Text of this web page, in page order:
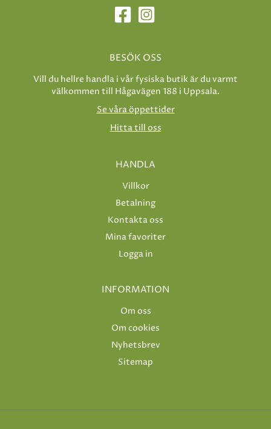
BESÖK OSS
Vill du hellre handla i vår fysiska butik är du varmt
välkommen till Hågavägen 188 i Uppsala.
Se våra öppettider
Hitta till oss
HANDLA
Villkor
Betalning
Kontakta oss
Mina favoriter
Logga in
INFORMATION
Om oss
Om cookies
Nyhetsbrev
Sitemap